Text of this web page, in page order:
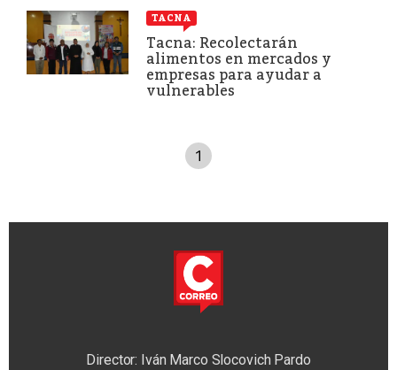
TACNA
Tacna: Recolectarán
alimentos en mercados y
empresas para ayudar a
vulnerables
1
Director: Iván Marco Slocovich Pardo